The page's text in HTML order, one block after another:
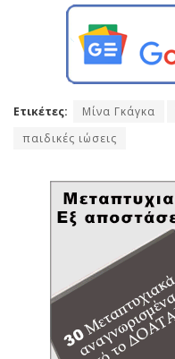
Ετικέτες: Μίνα Γκάγκα
παιδικές ιώσεις